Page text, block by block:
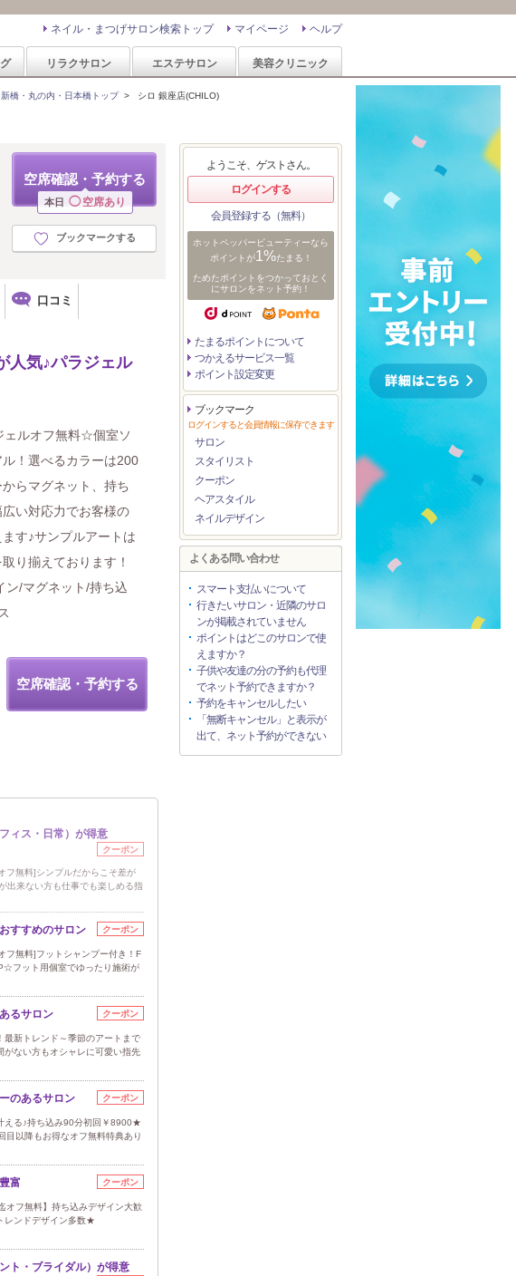
ヘルプ
マイページ
ネイル・まつげサロン検索トップ
リラクサロン エステサロン 美容クリニック
橋・丸の内・日本橋トップ> シロ 銀座店(CHILO)
空席確認・予約する
本日 ◯ 空席あり
ブックマークする
口コミ
人気♪パラジェル
ェルオフ無料☆個室ソ
！選べるカラーは200
らマグネット、持ち
い対応力でお客様の
す♪サンプルアートは
り揃えております！
ン/マグネット/持ち込
空席確認・予約する
ィス・日常）が得意
クーポン
フ無料]シンプルだからこそ差が
出来ない方も仕事でも楽しめる指
すすめのサロン クーポン
フ無料]フットシャンプー付き！F
フット用個室でゆったり施術が
るサロン クーポン
最新トレンド～季節のアートまで
がない方もオシャレに可愛い指先
のあるサロン クーポン
える♪持ち込み90分初回￥8900★
目以降もお得なオフ無料特典あり
富 クーポン
オフ無料】持ち込みデザイン大歓
レンドデザイン多数★
ト・ブライダル）が得意
ようこそ、ゲストさん。
ログインする
会員登録する（無料）
ホットペッパービューティーなら
ポイントが1%たまる！
ためたポイントをつかっておとく
にサロンをネット予約！
たまるポイントについて
つかえるサービス一覧
ポイント設定変更
ブックマーク
ログインすると会員情報に保存できます
サロン
スタイリスト
クーポン
ヘアスタイル
ネイルデザイン
よくある問い合わせ
スマート支払いについて
行きたいサロン・近隣のサロ
ンが掲載されていません
ポイントはどこのサロンで使
えますか？
子供や友達の分の予約も代理
でネット予約できますか？
予約をキャンセルしたい
「無断キャンセル」と表示が
出て、ネット予約ができない